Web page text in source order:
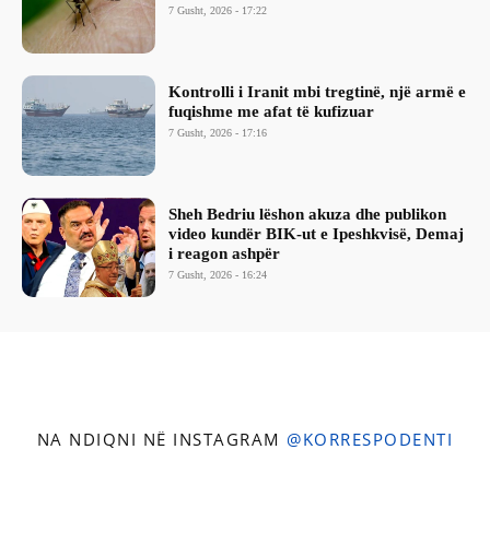
7 Gusht, 2026 - 17:22
Kontrolli i Iranit mbi tregtinë, një armë e
fuqishme me afat të kufizuar
7 Gusht, 2026 - 17:16
Sheh Bedriu lëshon akuza dhe publikon
video kundër BIK-ut e Ipeshkvisë, Demaj
i reagon ashpër
7 Gusht, 2026 - 16:24
NA NDIQNI NË INSTAGRAM @KORRESPODENTI